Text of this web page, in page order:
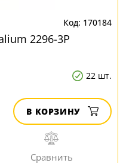
170184
2296-3P
22 шт.
В КОРЗИНУ